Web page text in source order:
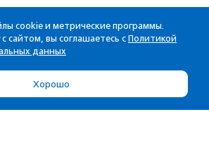
cookie и метрические программы.
сайтом, вы соглашаетесь с Политикой
данных
Хорошо